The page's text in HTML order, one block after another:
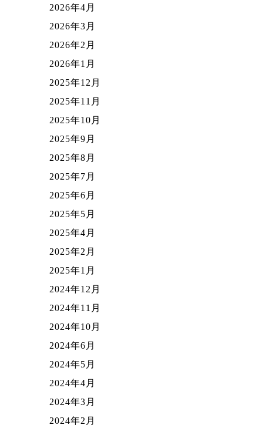
2026年4月
2026年3月
2026年2月
2026年1月
2025年12月
2025年11月
2025年10月
2025年9月
2025年8月
2025年7月
2025年6月
2025年5月
2025年4月
2025年2月
2025年1月
2024年12月
2024年11月
2024年10月
2024年6月
2024年5月
2024年4月
2024年3月
2024年2月